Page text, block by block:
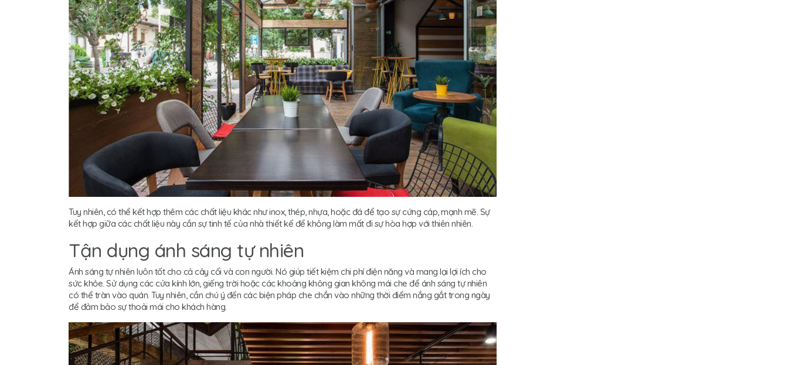
Tuy nhiên, có thể kết hợp thêm các chất liệu khác như inox, thép, nhựa, hoặc đá để tạo sự cứng cáp, mạnh mẽ. Sự
kết hợp giữa các chất liệu này cần sự tinh tế của nhà thiết kế để không làm mất đi sự hòa hợp với thiên nhiên.
Tận dụng ánh sáng tự nhiên
Ánh sáng tự nhiên luôn tốt cho cả cây cối và con người. Nó giúp tiết kiệm chi phí điện năng và mang lại lợi ích cho
sức khỏe. Sử dụng các cửa kính lớn, giếng trời hoặc các khoảng không gian không mái che để ánh sáng tự nhiên
có thể tràn vào quán. Tuy nhiên, cần chú ý đến các biện pháp che chắn vào những thời điểm nắng gắt trong ngày
để đảm bảo sự thoải mái cho khách hàng.